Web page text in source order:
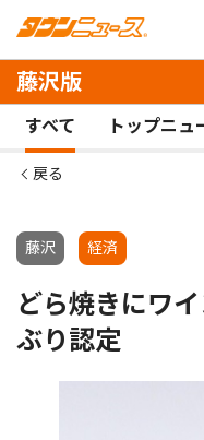
藤沢版
すべて トップニュ
戻る
藤沢 経済
どら焼きにワ
ぶり認定